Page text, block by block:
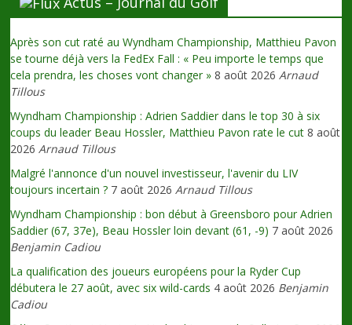
Après son cut raté au Wyndham Championship, Matthieu Pavon
se tourne déjà vers la FedEx Fall : « Peu importe le temps que
cela prendra, les choses vont changer » 8 août 2026 Arnaud
Tillous
Wyndham Championship : Adrien Saddier dans le top 30 à six
coups du leader Beau Hossler, Matthieu Pavon rate le cut 8 août
2026 Arnaud Tillous
Malgré l'annonce d'un nouvel investisseur, l'avenir du LIV
toujours incertain ? 7 août 2026 Arnaud Tillous
Wyndham Championship : bon début à Greensboro pour Adrien
Saddier (67, 37e), Beau Hossler loin devant (61, -9) 7 août 2026
Benjamin Cadiou
La qualification des joueurs européens pour la Ryder Cup
débutera le 27 août, avec six wild-cards 4 août 2026 Benjamin
Cadiou